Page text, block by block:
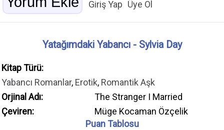
Giriş Yap Üye Ol
Yatağımdaki Yabancı - Sylvia Day
Kitap Türü:
Yabancı Romanlar, Erotik, Romantik Aşk
Orjinal Adı:
The Stranger I Married
Çeviren:
Müge Kocaman Özçelik
Puan Tablosu